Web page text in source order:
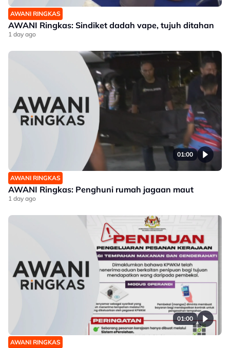
AWANI RINGKAS
AWANI Ringkas: Sindiket dadah vape, tujuh ditahan
1 day ago
01:00
AWANI RINGKAS
AWANI Ringkas: Penghuni rumah jagaan maut
1 day ago
01:00
AWANI RINGKAS